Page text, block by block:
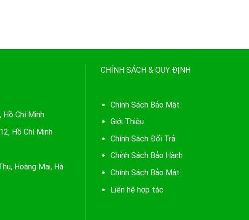
Hồ Chí Minh
Hồ Chí Minh
Hoàng Mai, Hà
CHÍNH SÁCH & QUY ĐỊNH
Chính Sách Bảo Mật
Giới Thiệu
Chính Sách Đổi Trả
Chính Sách Bảo Hành
Chính Sách Bảo Mật
Liên hệ hợp tác